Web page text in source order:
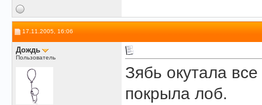
17.11.2005, 16:06
Дождь
Пользователь
Зябь окутала
покрыла лоб.